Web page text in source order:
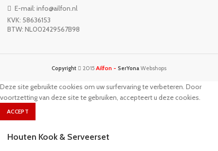
E-mail: info@ailfon.nl
KVK: 58636153
BTW: NL002429567B98
Copyright 2015 Ailfon - SerYona Webshops
Deze site gebruikte cookies om uw surfervaring te verbeteren. Door
voortzetting van deze site te gebruiken, accepteert u deze cookies.
ACCEPT
Houten Kook & Serveerset